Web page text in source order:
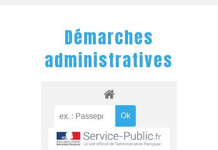
Démarches
administratives